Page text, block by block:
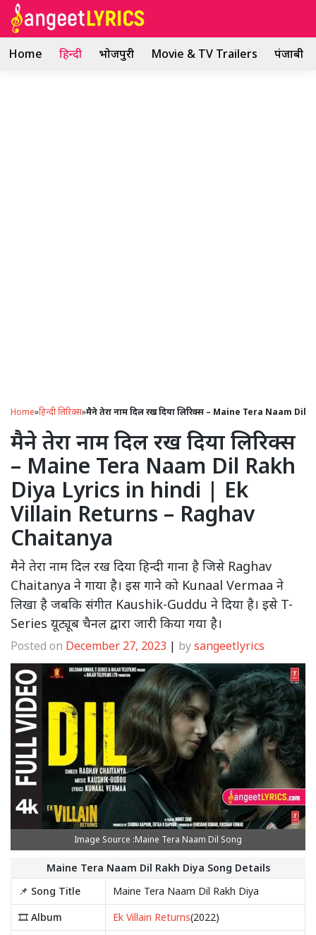
Skip
Home हिन्दी भोजपुरी Movie & TV Trailers पंजाबी
Home»हिन्दी लिरिक्स»मैने तेरा नाम दिल रख दिया लिरिक्स – Maine Tera Naam
मैने तेरा नाम दिल रख दिया लिरिक्स
– Maine Tera Naam Dil Rakh
Diya Lyrics in hindi | Ek
Villain Returns – Raghav
Chaitanya
मैने तेरा नाम दिल रख दिया हिन्दी गाना है जिसे Raghav
Chaitanya ने गाया है। इस गाने को Kunaal Vermaa ने
लिखा है जबकि संगीत Kaushik-Guddu ने दिया है। इसे T-
Series यूट्यूब चैनल द्वारा जारी किया गया है।
Posted on December 27, 2023 | bysangeetlyrics
Image Source :Maine Tera Naam Dil Song
Maine Tera Naam Dil Rakh Diya Song Details
📌 Song Title
Maine Tera Naam Dil Rakh Diya
🎞️ Album
Ek Villain Returns(2022)